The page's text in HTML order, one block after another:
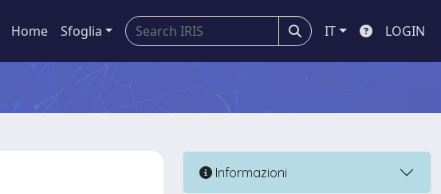
Home Sfoglia IT LOGIN
Informazioni